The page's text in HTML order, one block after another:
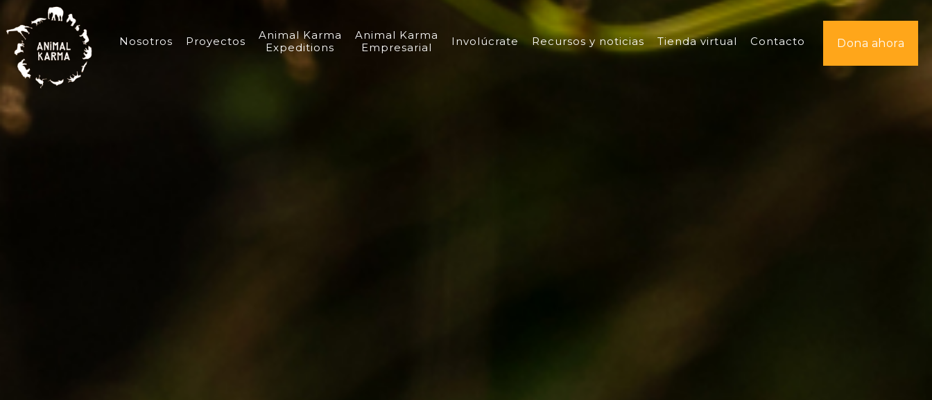
Nosotros Proyectos
Animal Karma
Expeditions
Animal Karma
Empresarial
Involúcrate Recursos y noticias Tienda virtual Contacto Dona ahora